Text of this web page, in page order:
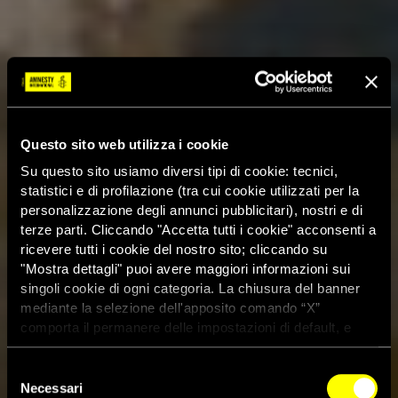
Questo sito web utilizza i cookie
Su questo sito usiamo diversi tipi di cookie: tecnici,
statistici e di profilazione (tra cui cookie utilizzati per la
personalizzazione degli annunci pubblicitari), nostri e di
terze parti. Cliccando "Accetta tutti i cookie" acconsenti a
ricevere tutti i cookie del nostro sito; cliccando su
"Mostra dettagli" puoi avere maggiori informazioni sui
singoli cookie di ogni categoria. La chiusura del banner
mediante la selezione dell'apposito comando “X”
comporta il permanere delle impostazioni di default, e
dunque la continuazione della navigazione con i cookie
dei cookie attivi sul sito clicca
delNecessari